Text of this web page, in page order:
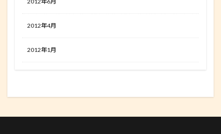
2012年4月
2012年1月